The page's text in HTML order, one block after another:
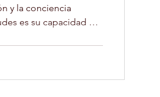
INFANTIL
y la conciencia
es su capacidad de
lograrlo, es
modificar los